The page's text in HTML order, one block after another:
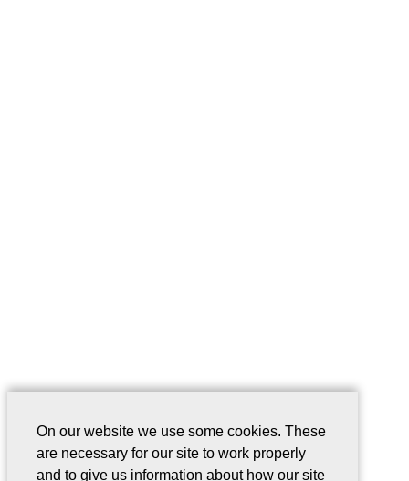
On our website we use some cookies. These
are necessary for our site to work properly
and to give us information about how our site